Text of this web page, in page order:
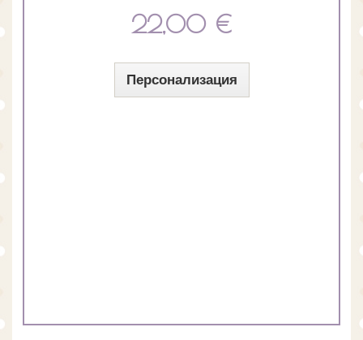
22,00 €
Персонализация